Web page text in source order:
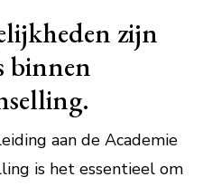
zijn
binnen
aan de Academie
is het essentieel om